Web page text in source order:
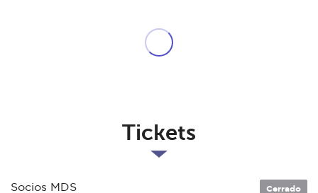
Tickets
Socios MDS Cerrado